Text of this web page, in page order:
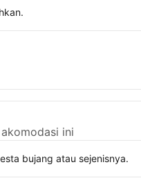
ini
bujang atau sejenisnya.